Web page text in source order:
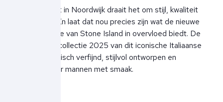
Bij Ben Borst in Noordwijk draait het om stijl, kwaliteit
en karakter. En laat dat nou precies zijn wat de nieuwe
herencollectie van Stone Island in overvloed biedt. De
lente/zomercollectie 2025 van dit iconische Italiaanse
label is technisch verfijnd, stijlvol ontworpen en
gemaakt voor mannen met smaak.